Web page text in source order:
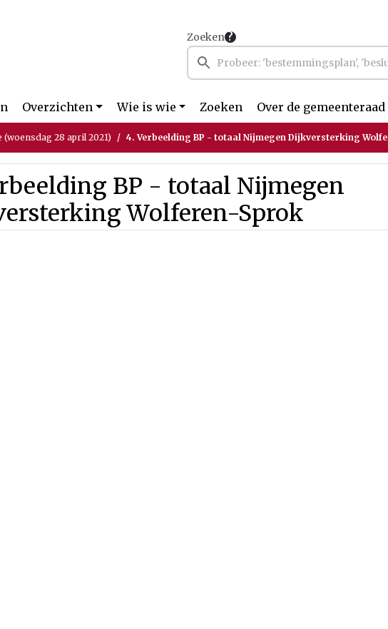
Zoeken
Overzichten Wie is wie Zoeken Over de gemeenteraad
28 april 2021) 4. Verbeelding BP - totaal Nijmegen Dijkversterking Wolferen-Sprok
BP - totaal Nijmegen
Wolferen-Sprok